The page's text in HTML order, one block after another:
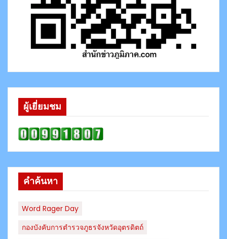
ผู้เยี่ยมชม
คำค้นหา
Word Rager Day
กองบังคับการตำรวจภูธรจังหวัดอุตรดิตถ์